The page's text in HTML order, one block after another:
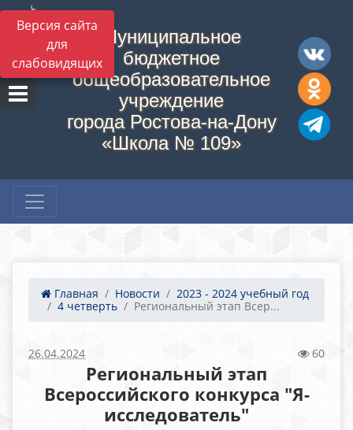
Версия сайта
для
слабовидящих
Муниципальное
бюджетное
общеобразовательное
учреждение
города Ростова-на-Дону
«Школа № 109»
Главная Новости
2023 - 2024 учебный год
4 четверть
Региональный этап Всер...
26.04.2024 60
Региональный этап
Всероссийского конкурса "Я-
исследователь"